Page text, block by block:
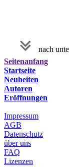
nach
Seitenanfang
Startseite
Neuheiten
Autoren
Eröffnungen
Impressum
AGB
Datenschutz
über uns
FAQ
Lizenzen